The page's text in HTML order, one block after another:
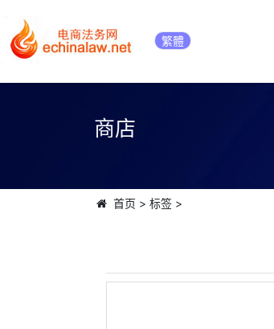
繁體
商店
首页 > 标签>